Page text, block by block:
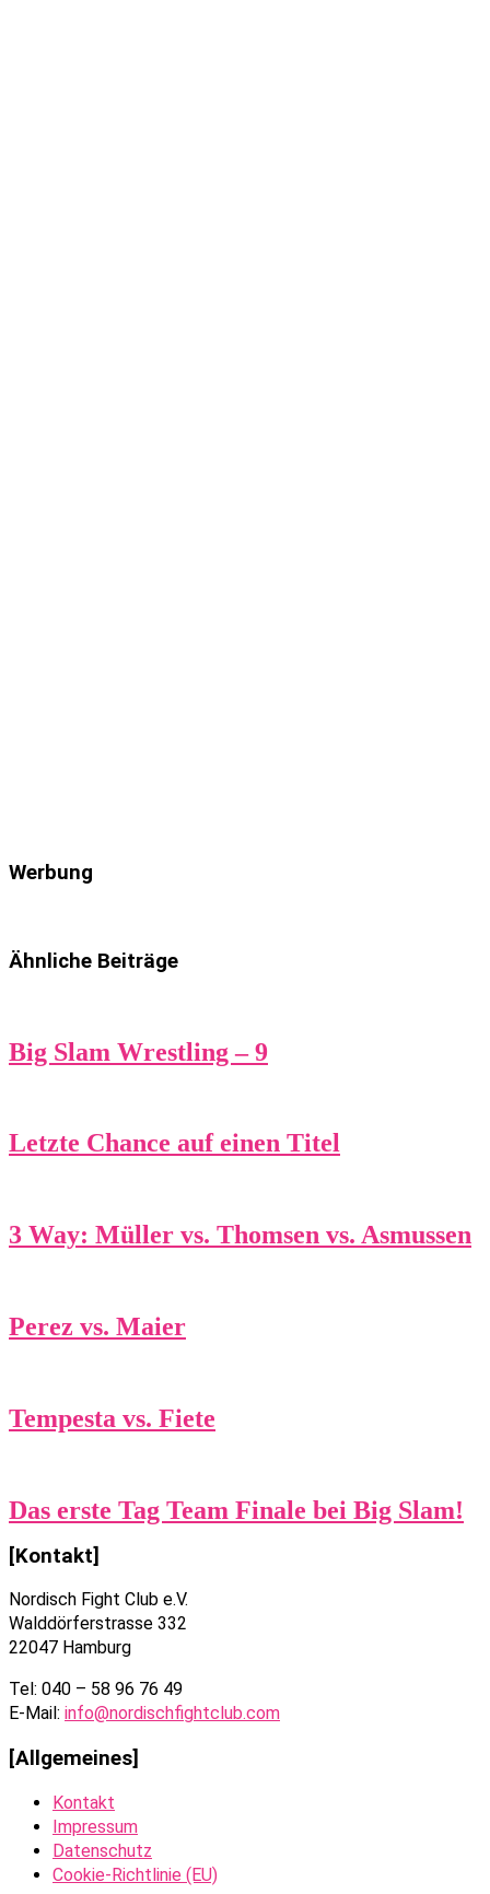
Werbung
Ähnliche Beiträge
Big Slam Wrestling – 9
Letzte Chance auf einen Titel
3 Way: Müller vs. Thomsen vs. Asmussen
Perez vs. Maier
Tempesta vs. Fiete
Das erste Tag Team Finale bei Big Slam!
[Kontakt]
Nordisch Fight Club e.V.
Walddörferstrasse 332
22047 Hamburg
Tel: 040 – 58 96 76 49
E-Mail: info@nordischfightclub.com
[Allgemeines]
Kontakt
Impressum
Datenschutz
Cookie-Richtlinie (EU)